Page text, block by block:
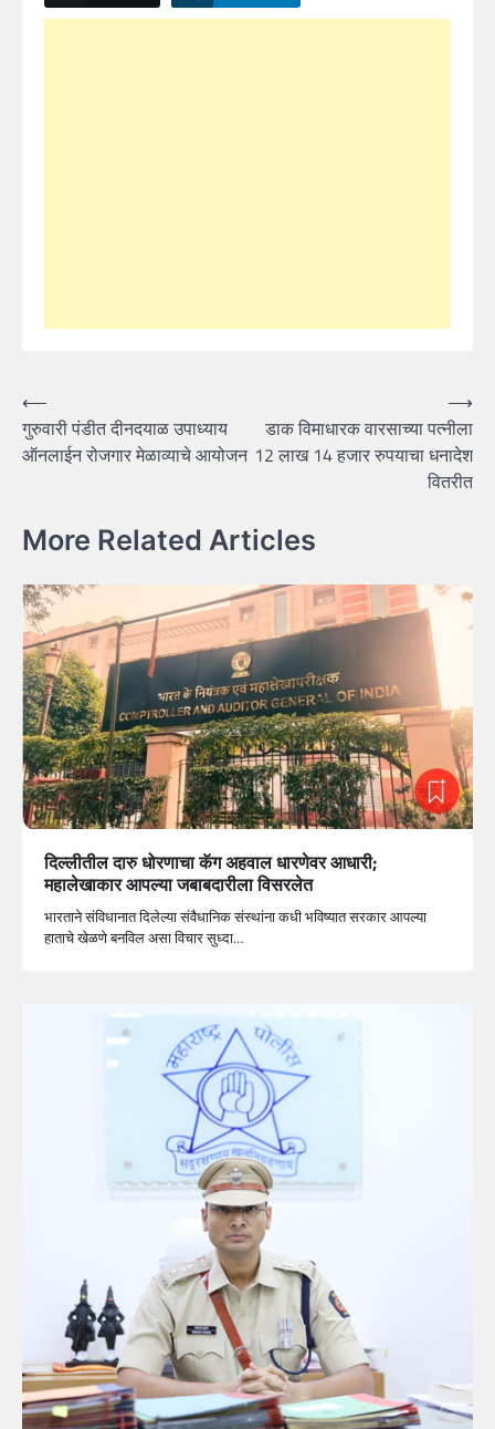
Post
navigation
⟵
गुरुवारी पंडीत दीनदयाळ उपाध्याय
ऑनलाईन रोजगार मेळाव्याचे आयोजन
डाक विमाधारक वारसाच्या पत्नीला
12 लाख 14 हजार रुपयाचा धनादेश
वितरीत
⟶
More Related Articles
दिल्लीतील दारु धोरणाचा कॅग अहवाल धारणेवर आधारी;
महालेखाकार आपल्या जबाबदारीला विसरलेत
भारताने संविधानात दिलेल्या संवैधानिक संस्थांना कधी भविष्यात सरकार आपल्या
हाताचे खेळणे बनविल असा विचार सुध्दा…